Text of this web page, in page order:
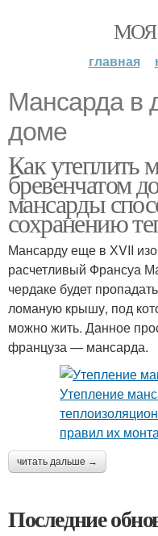
МОЯ
главная
Мансарда в
доме
Как утеплить
бревенчатом
мансарды
сохранению
Мансарду еще в ХVII
расчетливый Франсуа
чердаке будет
ломаную крышу, под
можно жить. Данное
француза — мансарда.
читать дальше →
Последние